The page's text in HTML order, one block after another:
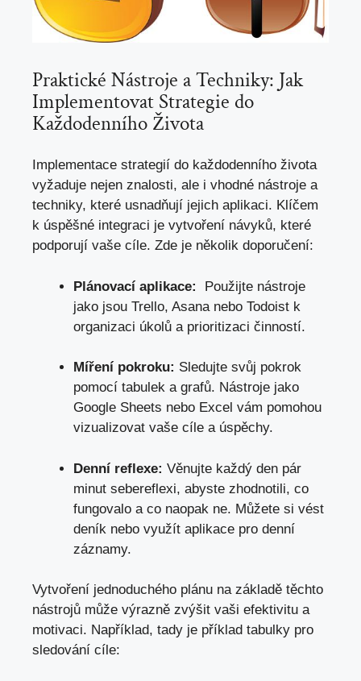
Praktické‌ Nástroje a⁣ Techniky: Jak
⁤Implementovat Strategie do
Každodenního Života
Implementace strategií ‌do každodenního života
vyžaduje nejen znalosti, ale i vhodné ⁤nástroje a
techniky, které usnadňují jejich aplikaci. ‍Klíčem
k ​úspěšné integraci je vytvoření návyků, které
podporují‌ vaše cíle. Zde je ‌několik ‍doporučení:
Plánovací aplikace:
⁣ Použijte ​nástroje
jako jsou Trello, Asana nebo Todoist k
organizaci úkolů a prioritizaci činností.
Míření pokroku: Sledujte svůj pokrok
pomocí tabulek a ​grafů. ‌Nástroje jako
Google Sheets nebo ‌Excel vám pomohou
vizualizovat vaše cíle a úspěchy.
Denní reflexe: Věnujte ​každý den pár
‌minut sebereflexi, abyste‌ zhodnotili, co
fungovalo a co⁣ naopak ne. Můžete si vést
deník nebo využít aplikace pro denní
⁣záznamy.
Vytvoření jednoduchého plánu na‌ základě těchto
nástrojů může výrazně zvýšit⁢ vaši efektivitu a
motivaci. Například, tady je⁢ příklad tabulky pro
sledování cíle: